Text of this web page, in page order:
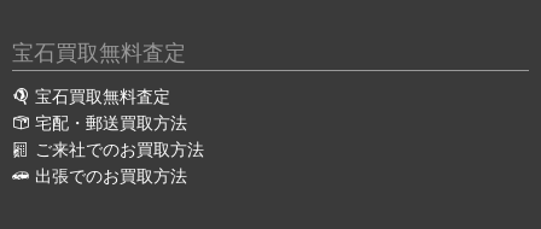
宝石買取無料査定
宝石買取無料査定
宅配・郵送買取方法
ご来社でのお買取方法
出張でのお買取方法